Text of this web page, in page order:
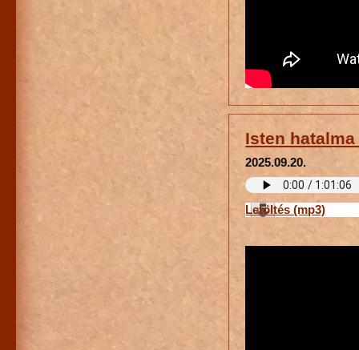
Isten
2025.09.20.
Letöltés (mp3)